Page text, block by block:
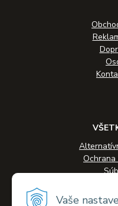
Vaše
Ochrana